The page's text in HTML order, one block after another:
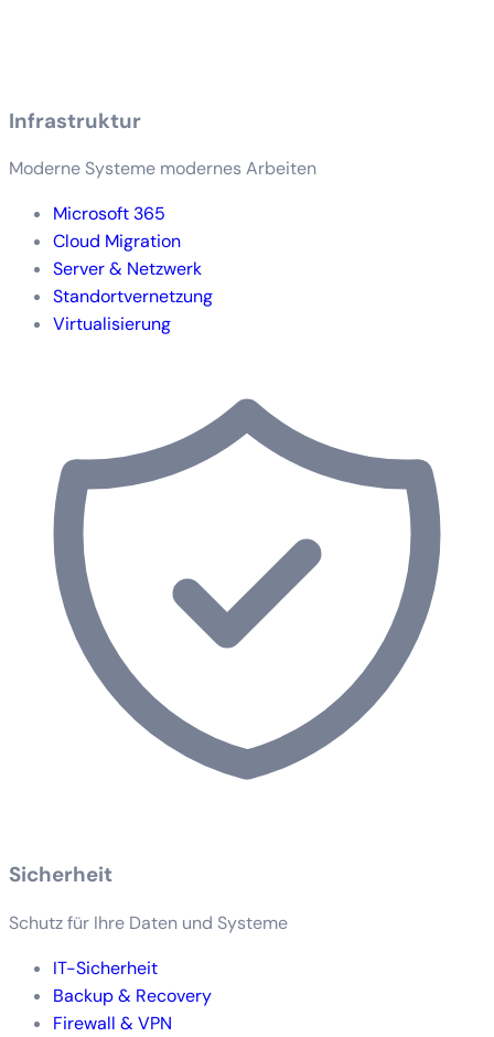
Infrastruktur
Moderne Systeme modernes Arbeiten
Microsoft 365
Cloud Migration
Server & Netzwerk
Standortvernetzung
Virtualisierung
Sicherheit
Schutz für Ihre Daten und Systeme
IT-Sicherheit
Backup & Recovery
Firewall & VPN